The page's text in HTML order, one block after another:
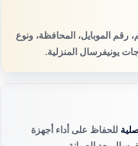
رقم الموبايل، المحافظة، ونوع
يونيفرسال المنزلية.
للحفاظ على أداء أجهزة